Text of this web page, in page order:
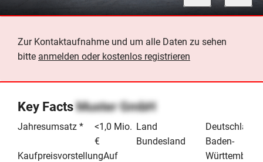
Zur Kontaktaufnahme und um alle Daten zu sehen
bitte anmelden oder kostenlos registrieren
Key FactsMuster GmbH
Jahresumsatz *
<1,0 Mio.
€
KaufpreisvorstellungAuf
Land
Deutschland
Bundesland
Baden-
Württemberg